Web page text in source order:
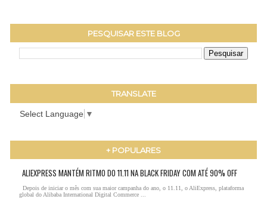
PESQUISAR ESTE BLOG
TRANSLATE
Select Language ▼
+ POPULARES
ALIEXPRESS MANTÉM RITMO DO 11.11 NA BLACK FRIDAY COM ATÉ 90% OFF
Depois de iniciar o mês com sua maior campanha do ano, o 11.11, o AliExpress, plataforma
global do Alibaba International Digital Commerce ...